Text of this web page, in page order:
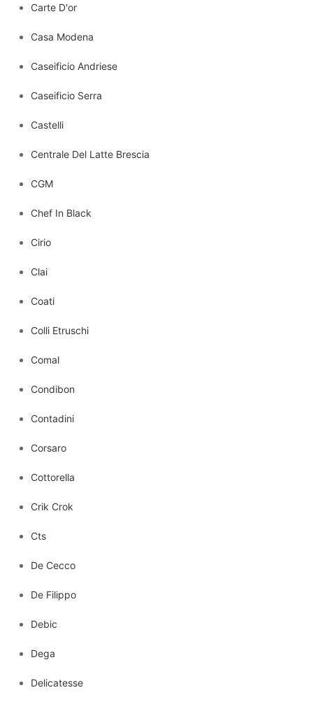
Carte D'or
Casa Modena
Caseificio Andriese
Caseificio Serra
Castelli
Centrale Del Latte Brescia
CGM
Chef In Black
Cirio
Clai
Coati
Colli Etruschi
Comal
Condibon
Contadini
Corsaro
Cottorella
Crik Crok
Cts
De Cecco
De Filippo
Debic
Dega
Delicatesse